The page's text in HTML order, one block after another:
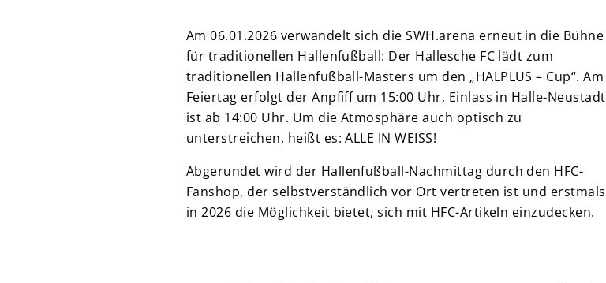
Am 06.01.2026 verwandelt sich die SWH.arena erneut in die Bühne
für traditionellen Hallenfußball: Der Hallesche FC lädt zum
traditionellen Hallenfußball-Masters um den „HALPLUS – Cup“. Am
Feiertag erfolgt der Anpfiff um 15:00 Uhr, Einlass in Halle-Neustadt
ist ab 14:00 Uhr. Um die Atmosphäre auch optisch zu
unterstreichen, heißt es: ALLE IN WEISS!
Abgerundet wird der Hallenfußball-Nachmittag durch den HFC-
Fanshop, der selbstverständlich vor Ort vertreten ist und erstmals
in 2026 die Möglichkeit bietet, sich mit HFC-Artikeln einzudecken.